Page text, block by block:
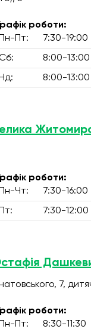
роботи:
Пн-Пт:
7:30-19:00
8:00-13:00
Нд: 8:00-13:00
роботи:
Пн-Чт:
7:30-16:00
Пт: 7:30-12:00
7,
роботи:
Пн-Пт:
8:30-11:30